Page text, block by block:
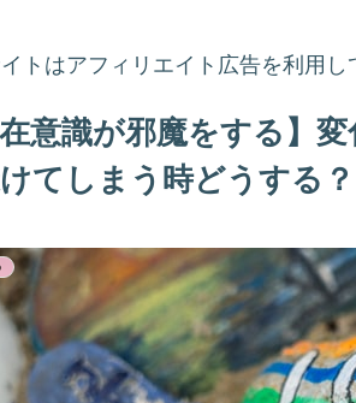
イトはアフィリエイト広告を利用し
在意識が邪魔をする】
てしまう時どうする？